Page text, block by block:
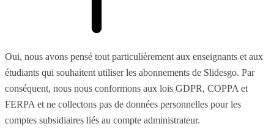
Oui, nous avons pensé tout particulièrement aux enseignants et aux
étudiants qui souhaitent utiliser les abonnements de Slidesgo. Par
conséquent, nous nous conformons aux lois GDPR, COPPA et
FERPA et ne collectons pas de données personnelles pour les
comptes subsidiaires liés au compte administrateur.